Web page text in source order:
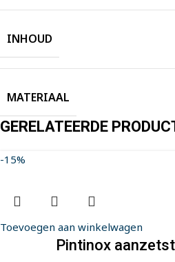
INHOUD
MATERIAAL
GERELATEERDE
-15%
Toevoegen aan winkelwagen
Pintinox